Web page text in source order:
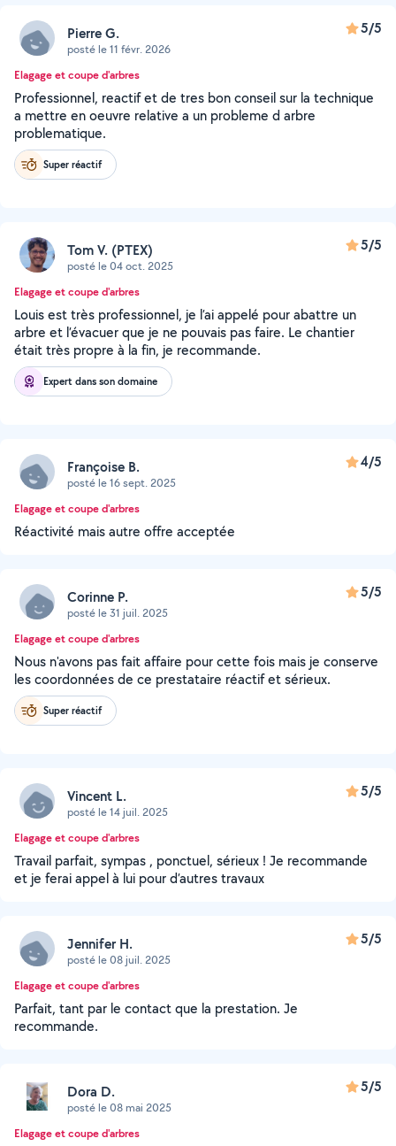
Pierre G.
posté le 11 févr. 2026
5/5
Elagage et coupe d'arbres
Professionnel, reactif et de tres bon conseil sur la technique
a mettre en oeuvre relative a un probleme d arbre
problematique.
Super réactif
Tom V. (PTEX)
posté le 04 oct. 2025
5/5
Elagage et coupe d'arbres
Louis est très professionnel, je l’ai appelé pour abattre un
arbre et l’évacuer que je ne pouvais pas faire. Le chantier
était très propre à la fin, je recommande.
Expert dans son domaine
Françoise B.
posté le 16 sept. 2025
4/5
Elagage et coupe d'arbres
Réactivité mais autre offre acceptée
Corinne P.
posté le 31 juil. 2025
5/5
Elagage et coupe d'arbres
Nous n'avons pas fait affaire pour cette fois mais je conserve
les coordonnées de ce prestataire réactif et sérieux.
Super réactif
Vincent L.
posté le 14 juil. 2025
5/5
Elagage et coupe d'arbres
Travail parfait, sympas , ponctuel, sérieux ! Je recommande
et je ferai appel à lui pour d’autres travaux
Jennifer H.
posté le 08 juil. 2025
5/5
Elagage et coupe d'arbres
Parfait, tant par le contact que la prestation. Je
recommande.
Dora D.
posté le 08 mai 2025
5/5
Elagage et coupe d'arbres